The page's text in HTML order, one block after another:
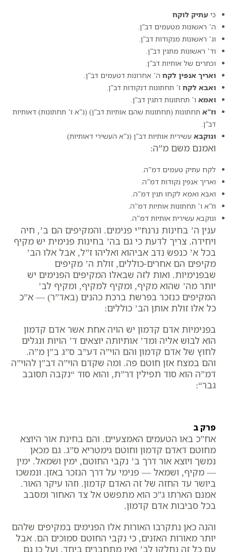
כי עתיק לוקח
ה’ ראשונות מטעמים דב”ן.
וג’ ראשונות מנקודות דב”ן.
וד’ ראשונות מתגין דב”ן.
וכתרים של אותיות דב”ן.
ואריך אנפין לקח ה’ אחרונות דטעמים דב”ן.
ואבא לקח ז’ תחתונות דנקודות דב”ן.
ואמא ו’ תחתונות דתגין דב”ן.
וז”א תחתונות (תחתונות שהם אותיות דב”ן) (נ”א ז’ תחתונות) דאותיות
דב”ן.
ונוקבא עשירית אותיות דב”ן (נ”א העשירי דאותיות)
ואמנם משם מ”ה:
לקח עתיק טעמים דמ”ה.
ואריך אנפין נקודות דמ”ה.
ואבא ואמא לקחו תגין דמ”ה.
וז”א ו’ תחתונות אותיות דמ”ה.
ונוקבא עשירית אותיות דמ”ה.
ענין ה’ בחינות נרנח”י פנימים. והמקיפים הם ב’, חיה
ויחידה. צריך לדעת כי גם בה’ בחינות פנימית יש מקיף
בכל א’ כנפש נדב אביהוא ואליהו ז”ל, אבל אלו הב’
מקיפים הם אחרים-כוללים, זולת ה’ מקיפים
שבפנימיות. ואות לזה שבאלו המקיפים הפנימים יש
יותר מה’ שהוא מקיף, ומקיף למקיף, ומקיף לב’
המקיפים כנזכר בפרשת ברכת כהנים (באד”ר) — א”כ
כל אלו זולת אותן הב’ כוללים:
בפנימיות אדם קדמון יש הויה אחת אשר אדם קדמון
הוא לבוש אליה ומד’ אותיותה יוצאים ד’ הויות ונגלים
לחוץ של אדם קדמון והם הוי”ה דע”ב ס”ג ב”ן מ”ה.
והם במצח אזן חוטם פה. ומה שקדם הוי”ה דב”ן להוי”ה
דמ”ה הוא סוד תפילין דר”ת, והוא סוד “נקבה תסובב
גבר“:
פרק ב
אח”כ באו הטעמים האמצעיים. והם בחינת אור היוצא
מחוטם דאדם קדמון וחוטם גימטריא ס”ג. גם מכאן
נמשך ויוצא אור דרך ב’ נקבי החוטם, ימין ושמאל. ימין
— מקיף, ושמאל — פנימי על דרך הנזכר באזן. ונמשכו
ביושר עד החזה של זה האדם קדמון. וזהו עיקר האור.
אמנם הארתו ג”כ הוא מתפשט אל צד האחור ומסבב
בכל סביבות אדם קדמון.
והנה כאן נתקרבו האורות אלו הפנימים במקיפים שלהם
יותר מאורות האזנים, כי נקבי החוטם סמוכים הם. אבל
עם כל זה נחלקו לב’‏ ואין מתחברים ביחד. ועל כן גם